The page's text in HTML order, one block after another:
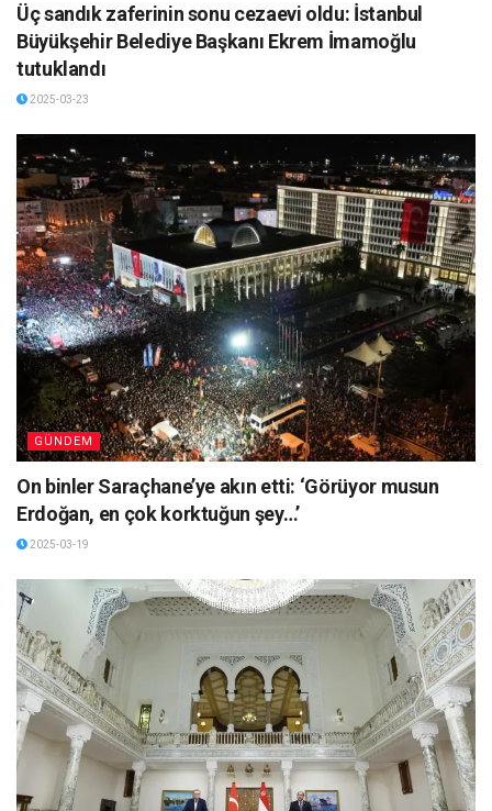
Üç sandık zaferinin sonu cezaevi oldu: İstanbul
Büyükşehir Belediye Başkanı Ekrem İmamoğlu
tutuklandı
2025-03-23
GÜNDEM
On binler Saraçhane’ye akın etti: ‘Görüyor musun
Erdoğan, en çok korktuğun şey…’
2025-03-19